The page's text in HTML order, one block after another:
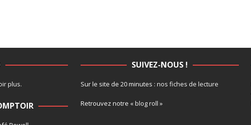
plus.
SUIVEZ-NOUS !
Sur le site de 20 minutes : nos fiches de lecture
Retrouvez notre « blog roll »